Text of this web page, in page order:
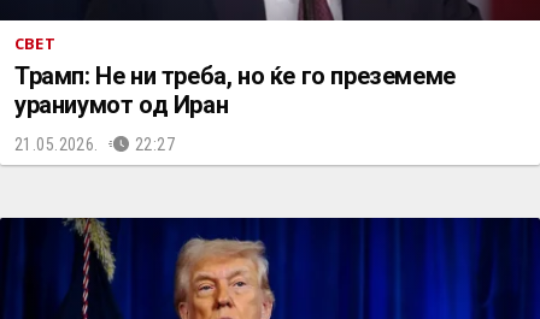
СВЕТ
Трамп: Не ни треба, но ќе го преземеме
ураниумот од Иран
21.05.2026. 22:27